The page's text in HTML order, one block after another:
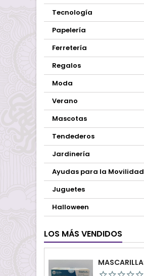
Tecnología
Papelería
Ferretería
Regalos
Moda
Verano
Mascotas
Tendederos
Jardinería
Ayudas para la Movilidad
Juguetes
Halloween
LOS MÁS VENDIDOS